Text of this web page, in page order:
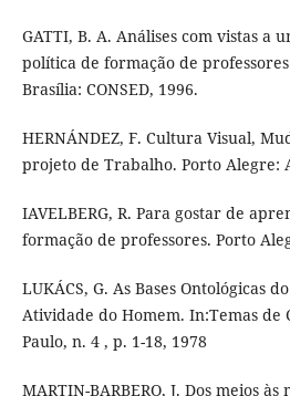
GATTI, B. A. Análises com vistas a
política de formação de
Brasília: CONSED, 1996.
HERNÁNDEZ, F. Cultura Visual,
projeto de Trabalho. Porto Alegre:
IAVELBERG, R. Para gostar de
formação de professores. Porto
LUKÁCS, G. As Bases Ontológicas
Atividade do Homem. In:Temas de
Paulo, n. 4 , p. 1-18, 1978
MARTIN-BARBERO, J. Dos meios